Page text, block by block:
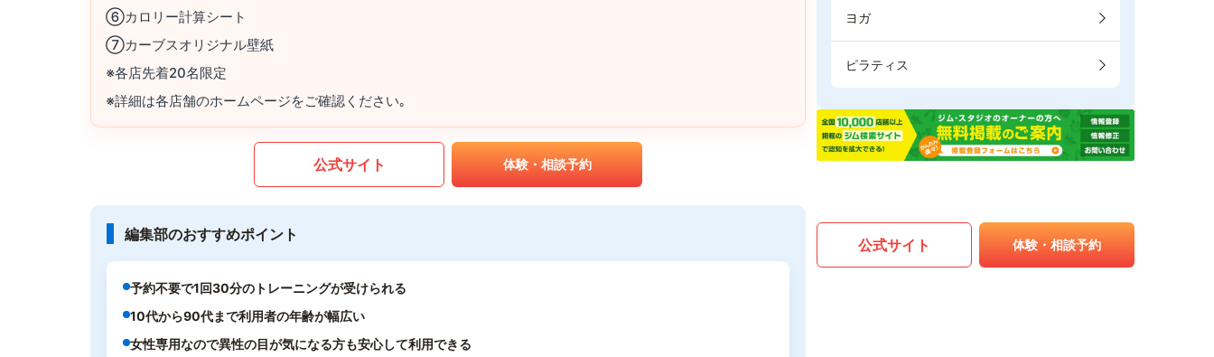
⑥カロリー計算シート
⑦カーブスオリジナル壁紙
※各店先着20名限定
※詳細は各店舗のホームページをご確認ください｡
公式サイト 体験・相談予約
編集部のおすすめポイント
予約不要で1回30分のトレーニングが受けられる
10代から90代まで利用者の年齢が幅広い
女性専用なので異性の目が気になる方も安心して利用できる
ヨガ
ピラティス
公式サイト 体験・相談予約